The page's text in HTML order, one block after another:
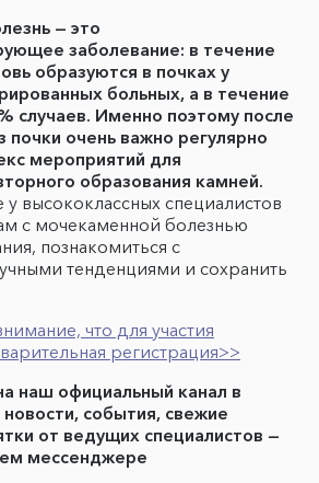
— это
заболевание: в течение
образуются в почках у
больных, а в течение
случаев. Именно поэтому после
почки очень важно регулярно
мероприятий для
образования камней.
высококлассных специалистов
с мочекаменной болезнью
познакомиться с
тенденциями и сохранить
что для участия
регистрация>>
наш официальный канал в
новости, события, свежие
от ведущих специалистов —
мессенджере